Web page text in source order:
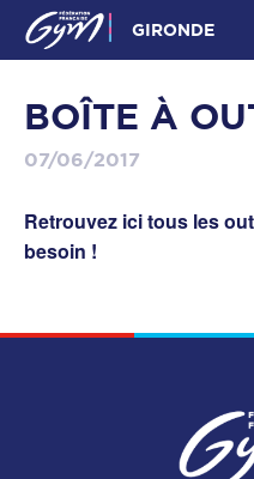
GIRONDE
BOÎTE À
07/06/2017
Retrouvez ici tous les
besoin !